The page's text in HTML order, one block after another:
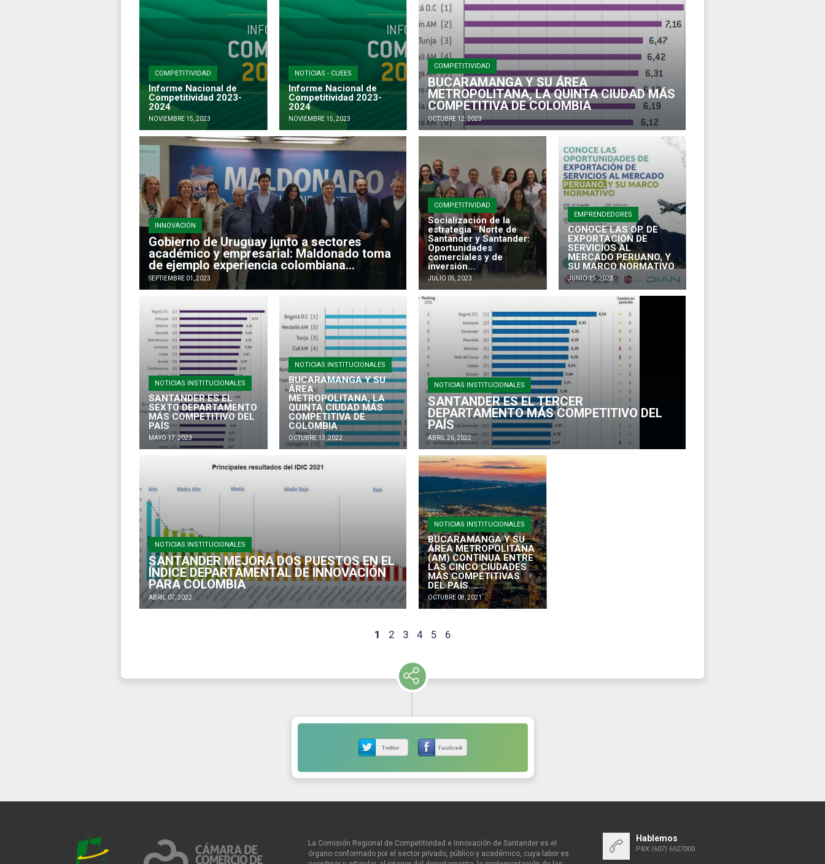
COMPETITIVIDAD
Informe Nacional de
Competitividad 2023-
2024
NOVIEMBRE 15, 2023
NOTICIAS - CUEES
Informe Nacional de
Competitividad 2023-
2024
NOVIEMBRE 15, 2023
COMPETITIVIDAD
BUCARAMANGA Y SU ÁREA
METROPOLITANA, LA QUINTA CIUDAD MÁS
COMPETITIVA DE COLOMBIA
OCTUBRE 12, 2023
INNOVACIÓN
Gobierno de Uruguay junto a sectores
académico y empresarial: Maldonado toma
de ejemplo experiencia colombiana...
SEPTIEMBRE 01, 2023
COMPETITIVIDAD
Socialización de la
estrategia ¨Norte de
Santander y Santander:
Oportunidades
comerciales y de
inversión...
JULIO 05, 2023
EMPRENDEDORES
CONOCE LAS OP. DE
EXPORTACIÓN DE
SERVICIOS AL
MERCADO PERUANO, Y
SU MARCO NORMATIVO
JUNIO 15, 2023
NOTICIAS INSTITUCIONALES
SANTANDER ES EL
SEXTO DEPARTAMENTO
MÁS COMPETITIVO DEL
PAÍS
MAYO 17, 2023
NOTICIAS INSTITUCIONALES
BUCARAMANGA Y SU
ÁREA
METROPOLITANA, LA
QUINTA CIUDAD MÁS
COMPETITIVA DE
COLOMBIA
OCTUBRE 13, 2022
NOTICIAS INSTITUCIONALES
SANTANDER ES EL TERCER
DEPARTAMENTO MÁS COMPETITIVO DEL
PAÍS
ABRIL 26, 2022
NOTICIAS INSTITUCIONALES
SANTANDER MEJORA DOS PUESTOS EN EL
ÍNDICE DEPARTAMENTAL DE INNOVACIÓN
PARA COLOMBIA
ABRIL 07, 2022
NOTICIAS INSTITUCIONALES
BUCARAMANGA Y SU
ÁREA METROPOLITANA
(AM) CONTINUA ENTRE
LAS CINCO CIUDADES
MÁS COMPETITIVAS
DEL PAÍS....
OCTUBRE 08, 2021
1 2 3 4 5 6
La Comisión Regional de Competitividad e Innovación de Santander es el
órgano conformado por el sector privado, público y académico, cuya labor es
Hablemos
PBX (607) 6527000